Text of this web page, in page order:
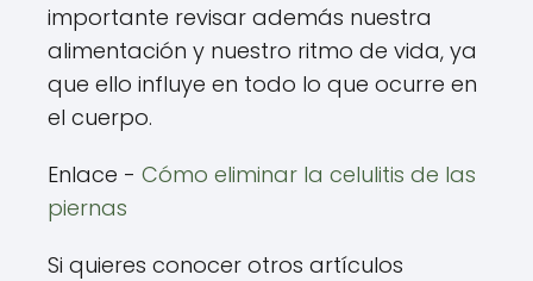
importante revisar además nuestra
alimentación y nuestro ritmo de vida, ya
que ello influye en todo lo que ocurre en
el cuerpo.
Enlace - Cómo eliminar la celulitis de las
piernas
Si quieres conocer otros artículos